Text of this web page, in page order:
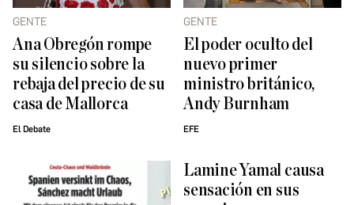
GENTE
Ana Obregón rompe
su silencio sobre la
rebaja del precio de su
casa de Mallorca
El Debate
GENTE
El poder oculto del
nuevo primer
ministro británico,
Andy Burnham
EFE
Lamine Yamal causa
sensación en sus